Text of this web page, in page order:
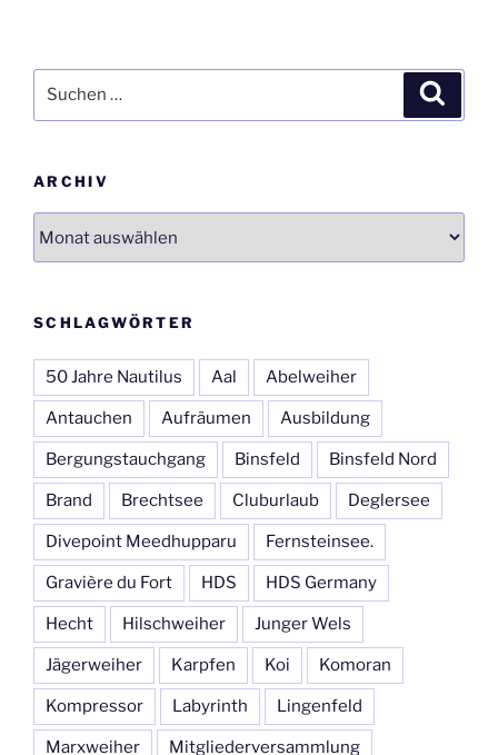
nach:
ARCHIV
SCHLAGWÖRTER
50 Jahre Nautilus Aal Abelweiher
Antauchen Aufräumen Ausbildung
Bergungstauchgang Binsfeld Binsfeld Nord
Brand Brechtsee Cluburlaub Deglersee
Divepoint Meedhupparu Fernsteinsee.
Gravière du Fort HDS HDS Germany
Hecht Hilschweiher Junger Wels
Jägerweiher Karpfen Koi Komoran
Kompressor Labyrinth Lingenfeld
Marxweiher Mitgliederversammlung